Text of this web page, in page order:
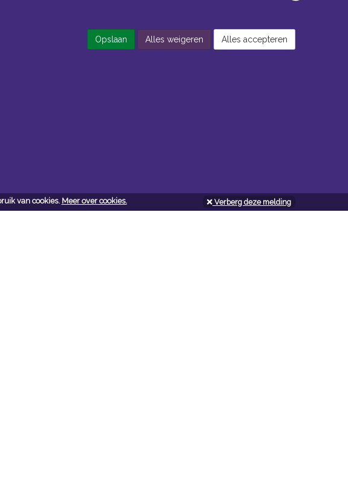
van cookies. Meer over cookies. Verberg deze melding
Opslaan Alles weigeren Alles accepteren